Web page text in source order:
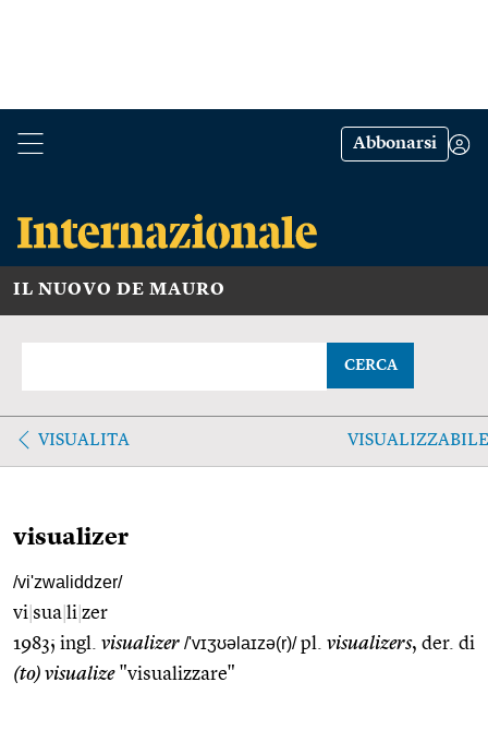
Abbonarsi
IL NUOVO DE MAURO
CERCA
VISUALITA VISUALIZZABILE
visualizer
/vi'zwaliddzer/
vi sua li zer
1983; ingl. visualizer /'vɪʒʊəlaɪzə(r)/pl. visualizers, der. di
(to) visualize"visualizzare"